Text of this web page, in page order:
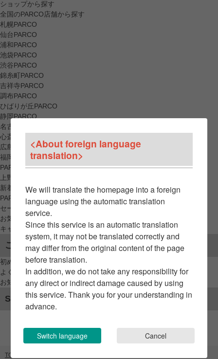
ショップから探す
全国のPARCO店舗から探す
札幌PARCO
仙台PARCO
浦和PARCO
池袋PARCO
渋谷PARCO
錦糸町PARCO
吉祥寺PARCO
調布PARCO
ひばりが丘PARCO
静岡PARCO
名古屋PARCO
心斎橋PARCO
広島PARCO
福岡PARCO
PARCO_ya
上野
新着アイテムから探す
PARCO限定アイテムから探す
セールアイテムから探す
お気に入りから探す
キャンペーン/クーポン対象から探す
ご利用案内
初めてのお客様へ
よくあるご質問 / お問い合わせ
お知らせ
SNSアカウント
TOP
<About foreign language
translation>
We will translate the homepage into a foreign
language using the automatic translation
service.
Since this service is an automatic translation
system, it may not be translated correctly and
may differ from the original content of the page
before translation.
In addition, we do not take any responsibility for
any direct or indirect damage caused by using
this service. Thank you for your understanding in
advance.
Switch language Cancel